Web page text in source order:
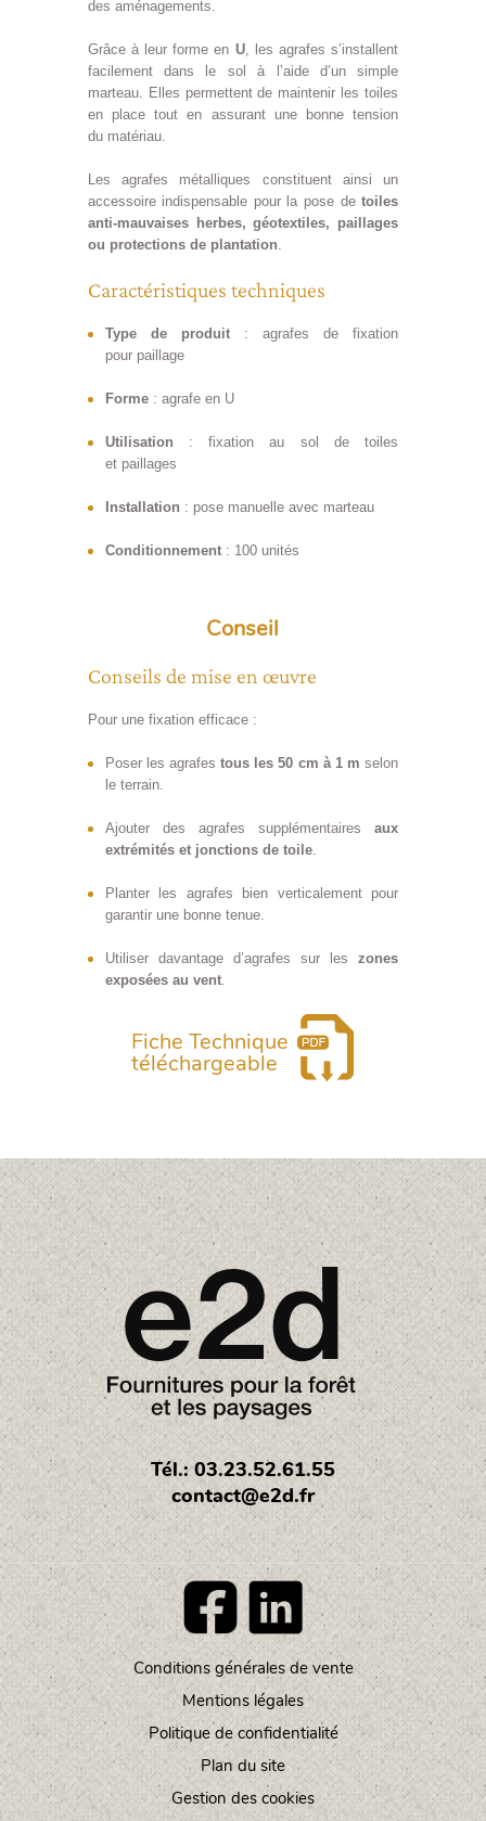
des aménagements.
Grâce à leur forme en U, les agrafes s’installent
facilement dans le sol à l’aide d’un simple
marteau. Elles permettent de maintenir les toiles
en place tout en assurant une bonne tension
du matériau.
Les agrafes métalliques constituent ainsi un
accessoire indispensable pour la pose detoiles
anti-mauvaises herbes, géotextiles, paillages
ou protections de plantation
Caractéristiques techniques
Type de produit: agrafes de fixation
pour paillage
Forme: agrafe en U
Utilisation : fixation au sol de toiles
et paillages
Installation : pose manuelle avec marteau
Conditionnement: 100 unités
Conseil
Conseils
Conseils de mise en œuvre
Pour une fixation efficace :
Poser les agrafestous les 50 cm à 1 m selon
le terrain.
Ajouter des agrafes supplémentairesaux
extrémités et jonctions de toile.
Planter les agrafes bien verticalement pour
garantir une bonne tenue.
Utiliser davantage d’agrafes sur leszones
exposées au vent.
Fiche Technique
téléchargeable
Tél.: 03.23.52.61.55
contact@e2d.fr
Footer
menu
Conditions générales de vente
Mentions légales
Politique de confidentialité
Plan du site
Gestion des cookies